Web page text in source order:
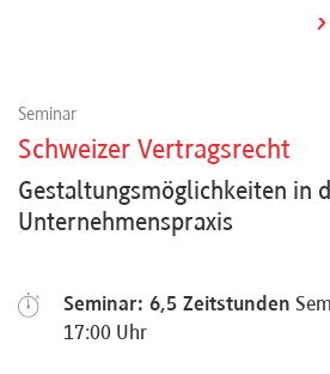
Learnings
Seminar
Schweizer Vertragsrecht
Gestaltungsmöglichkeiten in
Unternehmenspraxis
Seminar: 6,5 Zeitstunden
17:00 Uhr